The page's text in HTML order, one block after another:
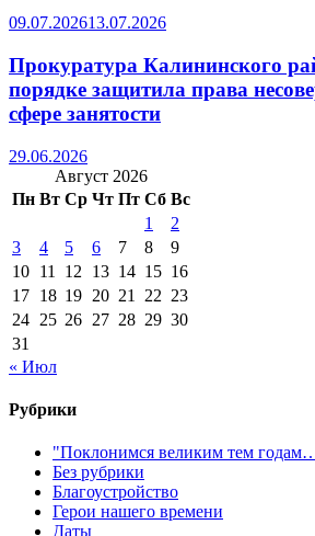
09.07.202613.07.2026
Прокуратура Калининского
порядке защитила права
сфере занятости
29.06.2026
Август 2026
Пн Вт Ср Чт Пт Сб Вс
1
2
3
4 5 6 7 8
9
10 11 12 13 14 15 16
17 18 19 20 21 22 23
24 25 26 27 28 29 30
31
« Июл
Рубрики
"Поклонимся великим тем
Без рубрики
Благоустройство
Герои нашего времени
Даты